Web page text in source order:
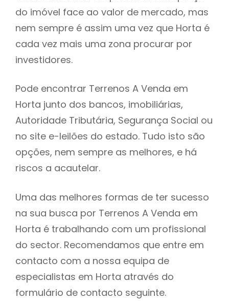
do imóvel face ao valor de mercado, mas
nem sempre é assim uma vez que Horta é
cada vez mais uma zona procurar por
investidores.
Pode encontrar Terrenos A Venda em
Horta junto dos bancos, imobiliárias,
Autoridade Tributária, Segurança Social ou
no site e-leilões do estado. Tudo isto são
opções, nem sempre as melhores, e há
riscos a acautelar.
Uma das melhores formas de ter sucesso
na sua busca por Terrenos A Venda em
Horta é trabalhando com um profissional
do sector. Recomendamos que entre em
contacto com a nossa equipa de
especialistas em Horta através do
formulário de contacto seguinte.